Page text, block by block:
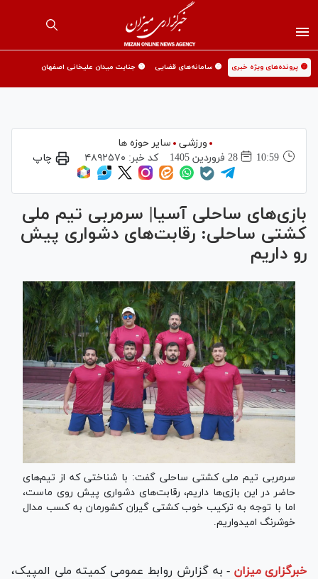
🟡 پرونده‌های ویژه خبری 🟡 سامانه‌های قضایی 🟡 جنایت میدان علیخانی اصفهان
ورزشی
سایر حوزه ها
10:59
28 فروردين 1405 کد خبر: ۴۸۹۲۵۷۰ چاپ
بازی‌های ساحلی آسیا| سرمربی تیم ملی
کشتی ساحلی: رقابت‌های دشواری پیش
رو داریم
سرمربی تیم ملی کشتی ساحلی گفت: با شناختی که از تیم‌های
حاضر در این بازی‌ها داریم، رقابت‌های دشواری پیش روی ماست،
اما با توجه به ترکیب خوب کشتی گیران کشورمان به کسب مدال
خوشرنگ امیدواریم.
خبرگزاری میزان - به گزارش روابط عمومی کمیته ملی المپیک،